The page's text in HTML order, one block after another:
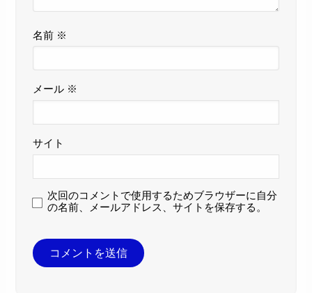
名前 ※
メール ※
サイト
次回のコメントで使用するためブラウザーに自分
の名前、メールアドレス、サイトを保存する。